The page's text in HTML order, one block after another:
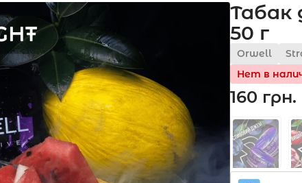
Табак
50 г
Orwell
Нет в
160 грн.